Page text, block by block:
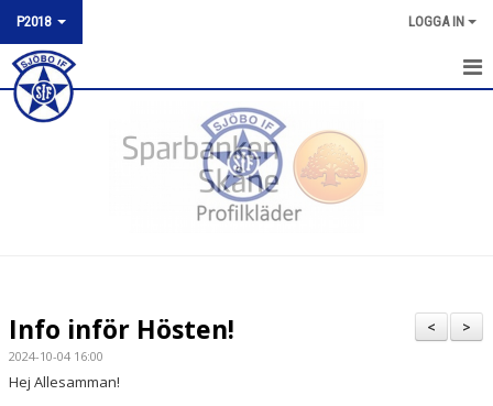
P2018 LOGGA IN
P2018
BILDGALLERI
DOKUMENT
>
<
Info inför Hösten!
2024-10-04 16:00
Hej Allesamman!